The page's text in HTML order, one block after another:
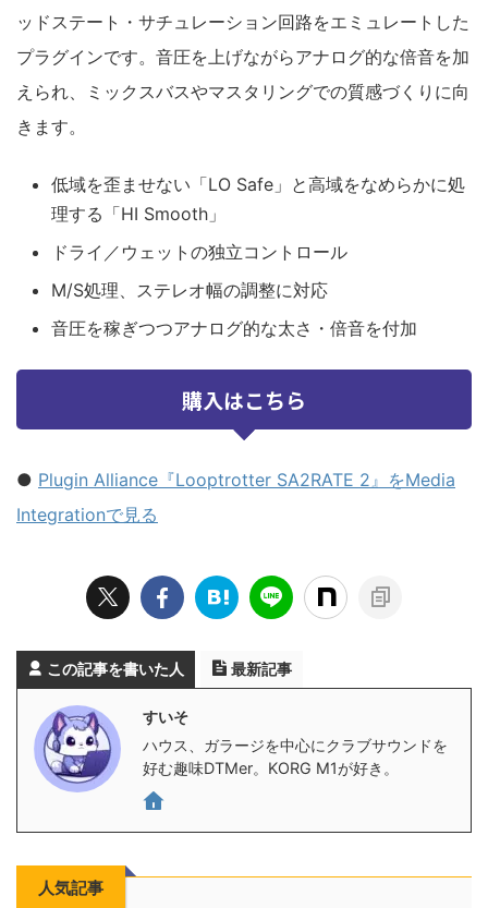
ッドステート・サチュレーション回路をエミュレートした
プラグインです。音圧を上げながらアナログ的な倍音を加
えられ、ミックスバスやマスタリングでの質感づくりに向
きます。
低域を歪ませない「LO Safe」と高域をなめらかに処
理する「HI Smooth」
ドライ／ウェットの独立コントロール
M/S処理、ステレオ幅の調整に対応
音圧を稼ぎつつアナログ的な太さ・倍音を付加
購入はこちら
● Plugin Alliance『Looptrotter SA2RATE 2』をMedia
Integrationで見る
この記事を書いた人 最新記事
すいそ
ハウス、ガラージを中心にクラブサウンドを
好む趣味DTMer。KORG M1が好き。
人気記事